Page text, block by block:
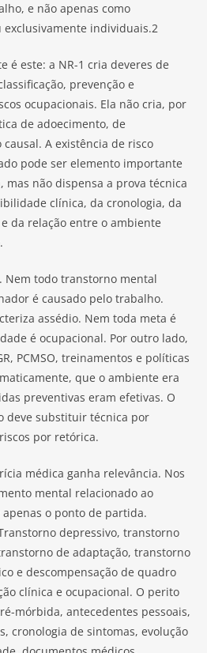
e não apenas como
individuais.2
é este: a NR-1 cria deveres de
prevenção e
ocupacionais. Ela não cria, por
de adoecimento, de
A existência de risco
pode ser elemento importante
mas não dispensa a prova técnica
clínica, da cronologia, da
da relação entre o ambiente
Nem todo transtorno mental
é causado pelo trabalho.
assédio. Nem toda meta é
é ocupacional. Por outro lado,
PCMSO, treinamentos e políticas
que o ambiente era
preventivas eram efetivas. O
deve substituir técnica por
por retórica.
médica ganha relevância. Nos
mental relacionado ao
o ponto de partida.
depressivo, transtorno
de adaptação, transtorno
e descompensação de quadro
clínica e ocupacional. O perito
mórbida, antecedentes pessoais,
cronologia de sintomas, evolução